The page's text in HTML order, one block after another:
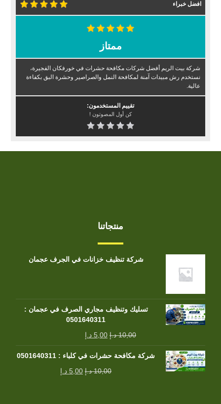
افضل خبراء
ممتاز
شركة بيت الريم أفضل شركات مكافحة حشرات في خورفكان الفجيرة،
نستخدم رش مبيدات آمنة لمكافحة النمل والصراصير وحشرة البق بكفاءة
عالية.
تقييم المستخدمون:
كن أول المصوتون !
منتجاتنا
شركة تنظيف خزانات في الجرف عجمان
تسليك وتنظيف مجاري الصرف في عجمان :
0501640311
10,00 د.إ 5,00 د.إ
شركة مكافحة حشرات في كلباء : 0501640311
10,00 د.إ 5,00 د.إ